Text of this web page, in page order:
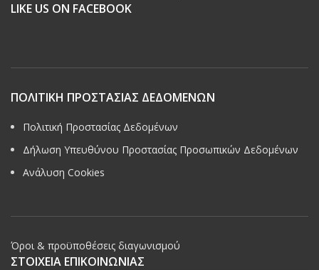
LIKE US ON FACEBOOK
ΠΟΛΙΤΙΚΗ ΠΡΟΣΤΑΣΙΑΣ ΔΕΔΟΜΕΝΩΝ
Πολιτική Προστασίας Δεδομένων
Δήλωση Υπευθύνου Προστασίας Προσωπικών Δεδομένων
Ανάλυση Cookies
Όροι & προϋποθέσεις διαγωνισμού
ΣΤΟΙΧΕΙΑ ΕΠΙΚΟΙΝΩΝΙΑΣ